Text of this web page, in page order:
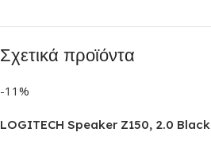
Σχετικά προϊόντα
-11%
LOGITECH Speaker Z150, 2.0 Black